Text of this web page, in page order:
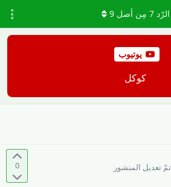
يوتيوب
كوكل
الرّد7 مِن أصل9
0 تمّ تعديل المنشور